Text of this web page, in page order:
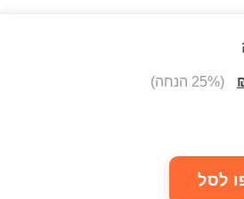
(25% הנחה)
לסל